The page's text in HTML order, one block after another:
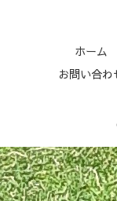
ホーム
お問い合わ